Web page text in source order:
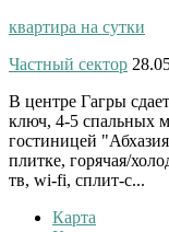
квартира на сутки
Частный сектор
В центре Гагры
ключ, 4-5 спальных
гостиницей
плитке, горячая/
тв, wi-fi, сплит-с...
Карта